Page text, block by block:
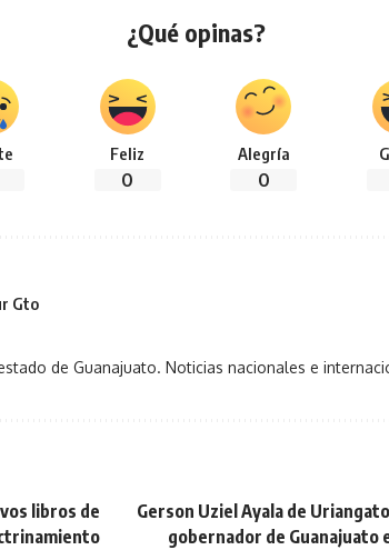
¿Qué opinas?
Feliz
0
Alegría
0
Gto
de Guanajuato. Noticias nacionales e
libros de
Gerson Uziel Ayala de
gobernador de Guanajuato